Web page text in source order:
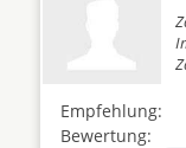
Empfehlung:
Bewertung: